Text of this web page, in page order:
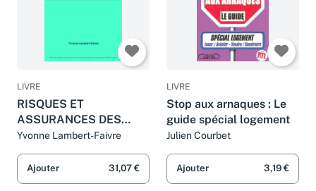
LIVRE
RISQUES ET
ASSURANCES DES
ENTREPRISES. 3ème
édition 1991
Yvonne Lambert-Faivre
Ajouter 31,07 €
LIVRE
Stop aux arnaques : Le
guide spécial logement
Julien Courbet
Ajouter 3,19 €